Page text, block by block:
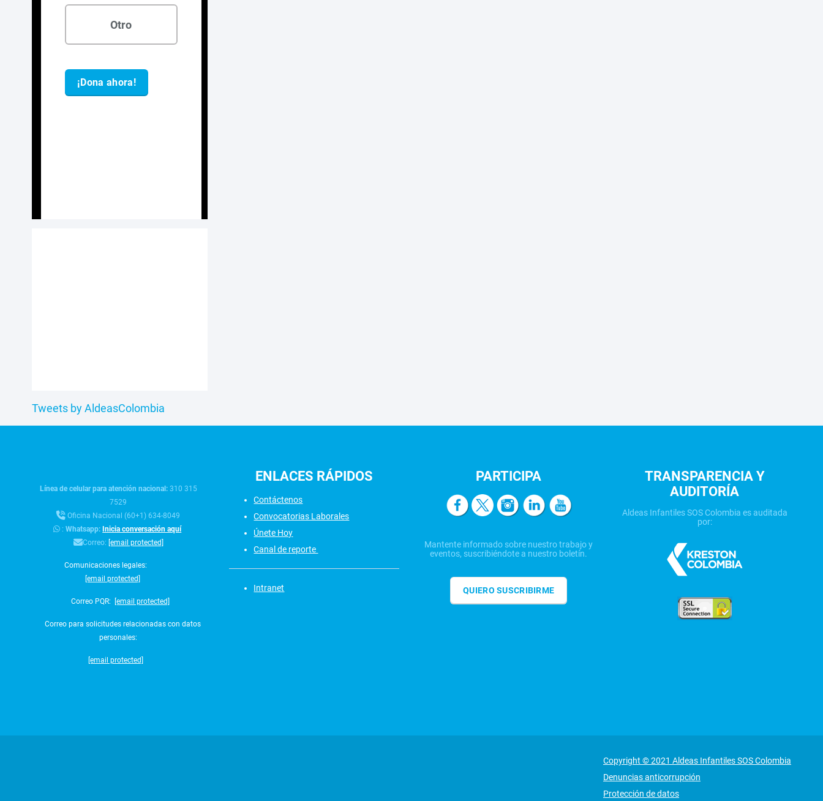
Tweets by AldeasColombia
Línea de celular para atención nacional: 310 315
7529
Oficina Nacional (60+1) 634-8049
:Whatsapp: Inicia conversación aquí
Correo: [email protected]
Comunicaciones legales:
[email protected]
Correo PQR: [email protected]
Correo para solicitudes relacionadas con datos
personales:
[email protected]
ENLACES RÁPIDOS
Contáctenos
Convocatorias Laborales
Únete Hoy
Canal de reporte
Intranet
PARTICIPA
Mantente informado sobre nuestro trabajo y
eventos, suscribiéndote a nuestro boletín.
QUIERO SUSCRIBIRME
TRANSPARENCIA Y
AUDITORÍA
Aldeas Infantiles SOS Colombia es auditada
por:
Copyright © 2021 Aldeas Infantiles SOS Colombia
Denuncias anticorrupción
Protección de datos